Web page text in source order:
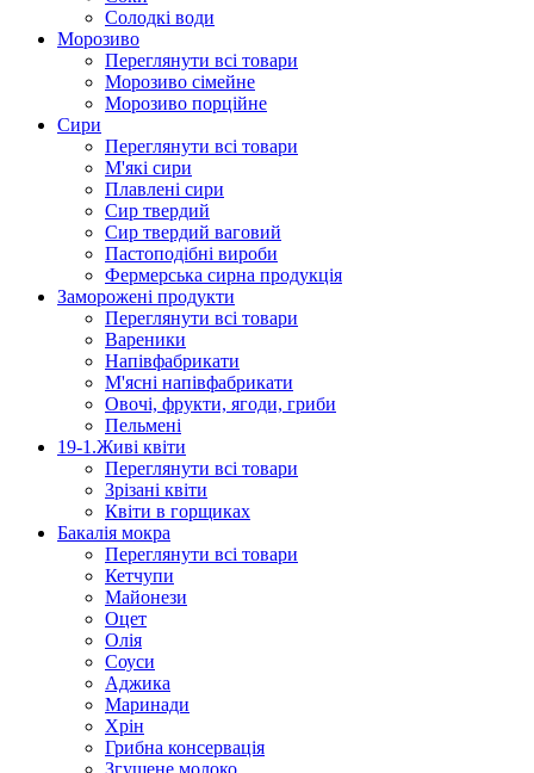
Солодкі води
Морозиво
Переглянути всі товари
Морозиво сімейне
Морозиво порційне
Сири
Переглянути всі товари
М'які сири
Плавлені сири
Сир твердий
Сир твердий ваговий
Пастоподібні вироби
Фермерська сирна продукція
Заморожені продукти
Переглянути всі товари
Вареники
Напівфабрикати
М'ясні напівфабрикати
Овочі, фрукти, ягоди, гриби
Пельмені
19-1.Живі квіти
Переглянути всі товари
Зрізані квіти
Квіти в горщиках
Бакалія мокра
Переглянути всі товари
Кетчупи
Майонези
Оцет
Олія
Соуси
Аджика
Маринади
Хрін
Грибна консервація
Згущене молоко